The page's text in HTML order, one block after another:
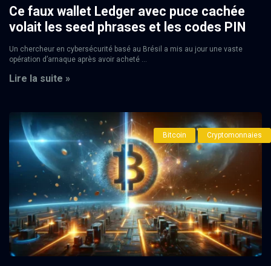
Ce faux wallet Ledger avec puce cachée
volait les seed phrases et les codes PIN
Un chercheur en cybersécurité basé au Brésil a mis au jour une vaste
opération d’arnaque après avoir acheté ...
Lire la suite »
Bitcoin Cryptomonnaies